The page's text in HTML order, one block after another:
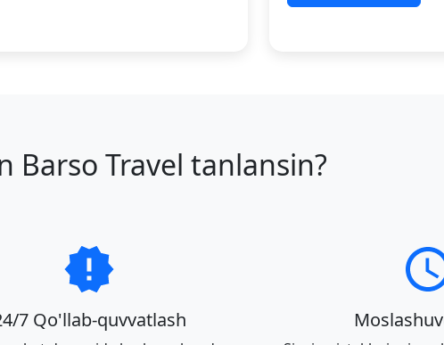
Barso Travel tanlansin?
7 Qo'llab-quvvatlash